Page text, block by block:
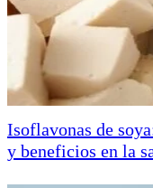
Isoflavonas de
y beneficios en la